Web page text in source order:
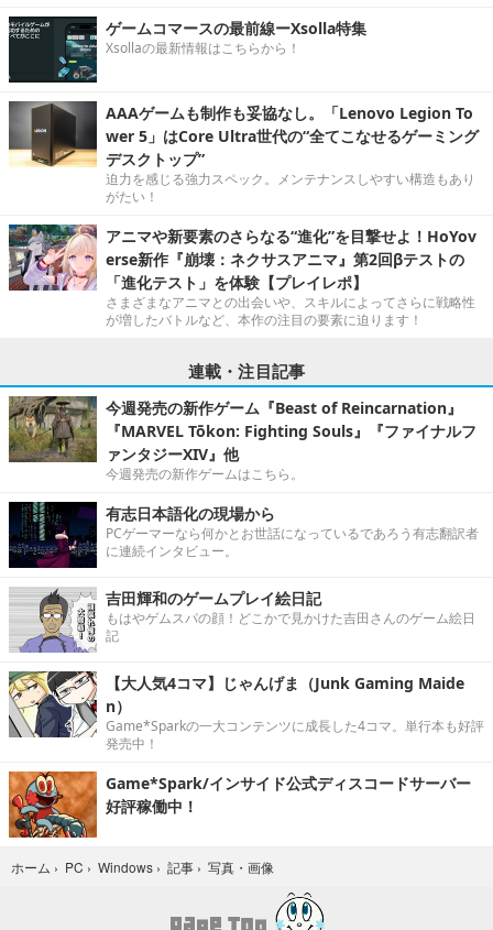
ゲームコマースの最前線ーXsolla特集
Xsollaの最新情報はこちらから！
AAAゲームも制作も妥協なし。「Lenovo Legion To
wer 5」はCore Ultra世代の“全てこなせるゲーミング
デスクトップ”
迫力を感じる強力スペック。メンテナンスしやすい構造もあり
がたい！
アニマや新要素のさらなる“進化”を目撃せよ！HoYov
erse新作『崩壊：ネクサスアニマ』第2回βテストの
「進化テスト」を体験【プレイレポ】
さまざまなアニマとの出会いや、スキルによってさらに戦略性
が増したバトルなど、本作の注目の要素に迫ります！
連載・注目記事
今週発売の新作ゲーム『Beast of Reincarnation』
『MARVEL Tōkon: Fighting Souls』『ファイナルフ
ァンタジーXIV』他
今週発売の新作ゲームはこちら。
有志日本語化の現場から
PCゲーマーなら何かとお世話になっているであろう有志翻訳者
に連続インタビュー。
吉田輝和のゲームプレイ絵日記
もはやゲムスパの顔！どこかで見かけた吉田さんのゲーム絵日
記
【大人気4コマ】じゃんげま（Junk Gaming Maide
n）
Game*Sparkの一大コンテンツに成長した4コマ。単行本も好評
発売中！
Game*Spark/インサイド公式ディスコードサーバー
好評稼働中！
ホーム › PC › Windows › 記事 › 写真・画像